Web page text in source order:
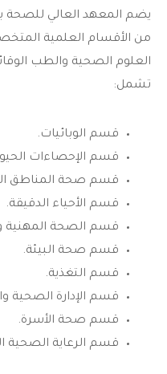
يضم المعهد العالي للصحة
من الأقسام العلمية
العلوم الصحية والطب
تشمل:
قسم الوبائيات.
قسم الإحصاءات
قسم صحة المناطق
قسم الأحياء الدقيقة.
قسم الصحة المهنية
قسم صحة البيئة.
قسم التغذية.
قسم الإدارة الصحية
قسم صحة الأسرة.
قسم الرعاية الصحية